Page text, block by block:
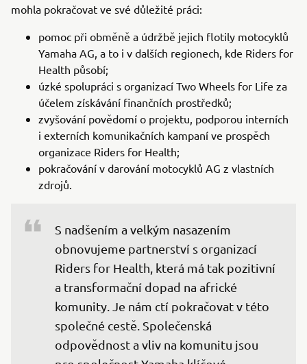
mohla pokračovat ve své důležité práci:
pomoc při obměně a údržbě jejich flotily motocyklů
Yamaha AG, a to i v dalších regionech, kde Riders for
Health působí;
úzké spolupráci s organizací Two Wheels for Life za
účelem získávání finančních prostředků;
zvyšování povědomí o projektu, podporou interních
i externích komunikačních kampaní ve prospěch
organizace Riders for Health;
pokračování v darování motocyklů AG z vlastních
zdrojů.
S nadšením a velkým nasazením
obnovujeme partnerství s organizací
Riders for Health, která má tak pozitivní
a transformační dopad na africké
komunity. Je nám ctí pokračovat v této
společné cestě. Společenská
odpovědnost a vliv na komunitu jsou